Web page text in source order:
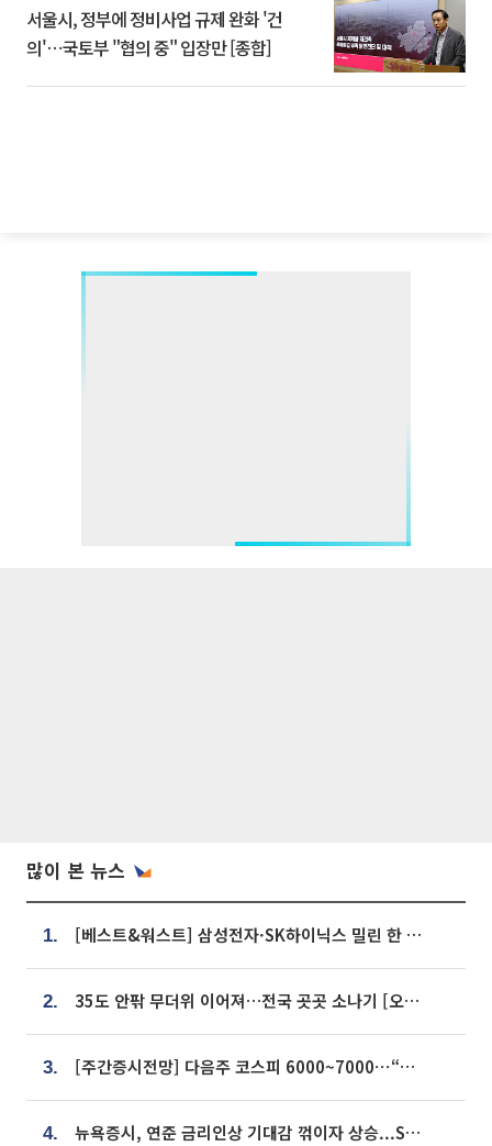
서울시, 정부에 정비사업 규제 완화 '건
의'⋯국토부 "협의 중" 입장만 [종합]
많이 본 뉴스
1. [베스트&워스트] 삼성전자·SK하이닉스 밀린 한 주…상상인증권은 85% 급등
2. 35도 안팎 무더위 이어져…전국 곳곳 소나기 [오늘 날씨]
3. [주간증시전망] 다음주 코스피 6000~7000⋯“外人 수급은 정책이 변수”
4. 뉴욕증시, 연준 금리인상 기대감 꺾이자 상승...S&P500 사상 최고치 [종합]